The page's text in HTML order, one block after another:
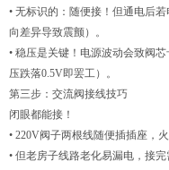
• 无标识的：随便接！但通电后
向差异导致震颤）。
• 稳压是关键！电源波动会致阀
压跌落0.5V即罢工）。
第三步：交流阀接线技巧
闭眼都能接！
• 220V阀子两根线随便插插座，
• 但老房子线路老化易漏电，接